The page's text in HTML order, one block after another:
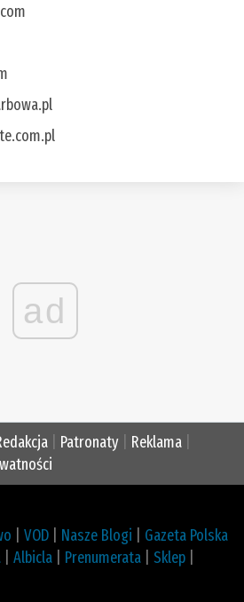
ad
Patronaty Reklama
VOD Nasze Blogi
Gazeta Polska
Albicla Prenumerata Sklep